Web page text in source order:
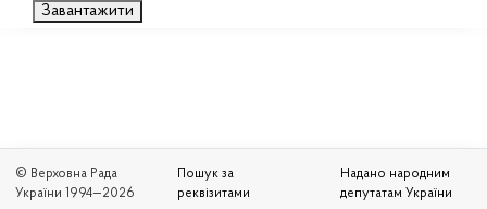
Завантажити
© Верховна Рада
України 1994—2026
Пошук за
реквізитами
Надано народним
депутатам України